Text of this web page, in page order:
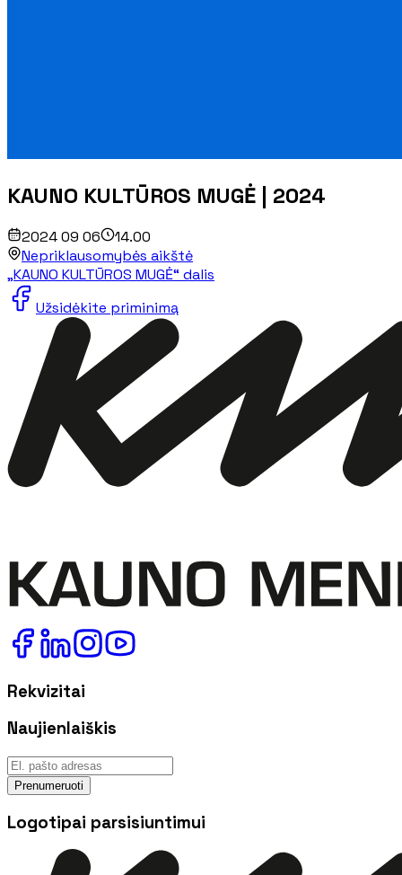
KAUNO KULTŪROS MUGĖ | 2024
2024 09 06
14.00
Nepriklausomybės aikštė
„KAUNO KULTŪROS MUGĖ“ dalis
Užsidėkite priminimą
Rekvizitai
Naujienlaiškis
Prenumeruoti
Logotipai parsisiuntimui